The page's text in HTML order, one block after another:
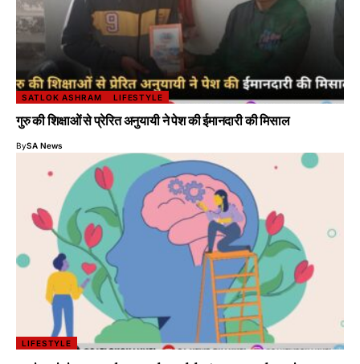
SATLOK ASHRAM LIFESTYLE
गुरु की शिक्षाओं से प्रेरित अनुयायी ने पेश की ईमानदारी की मिसाल
BySA News
LIFESTYLE